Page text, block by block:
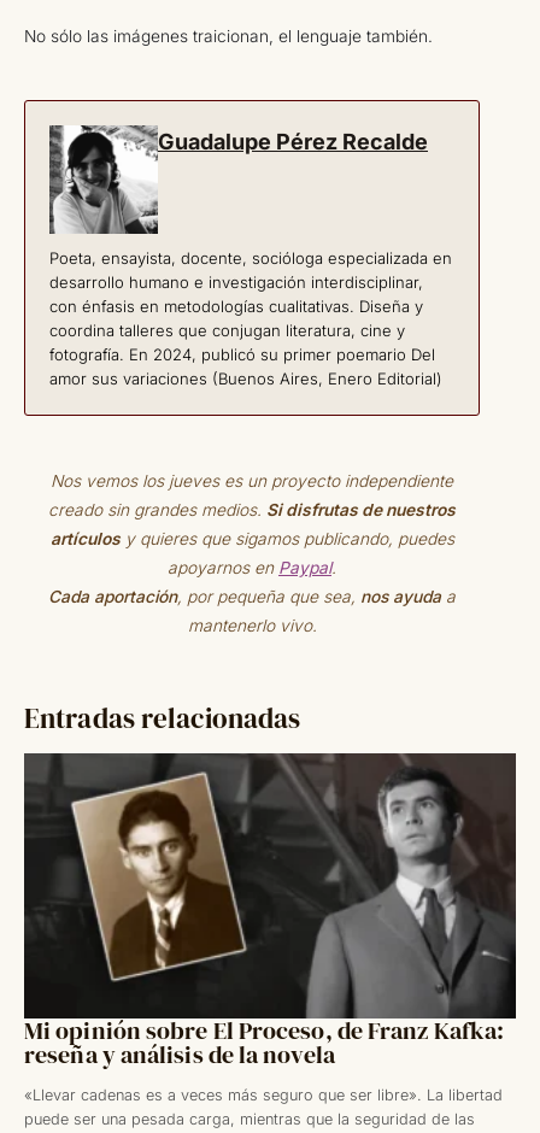
No sólo las imágenes traicionan, el lenguaje también.
Guadalupe Pérez Recalde
Poeta, ensayista, docente, socióloga especializada en
desarrollo humano e investigación interdisciplinar,
con énfasis en metodologías cualitativas. Diseña y
coordina talleres que conjugan literatura, cine y
fotografía. En 2024, publicó su primer poemario Del
amor sus variaciones (Buenos Aires, Enero Editorial)
Nos vemos los jueves es un proyecto independiente
creado sin grandes medios. Si disfrutas de nuestros
artículosy quieres que sigamos publicando, puedes
apoyarnos en Paypal.
Cada aportación, por pequeña que sea, nos ayudaa
mantenerlo vivo.
Entradas relacionadas
Mi opinión sobre El Proceso, de Franz Kafka:
reseña y análisis de la novela
«Llevar cadenas es a veces más seguro que ser libre». La libertad
puede ser una pesada carga, mientras que la seguridad de las